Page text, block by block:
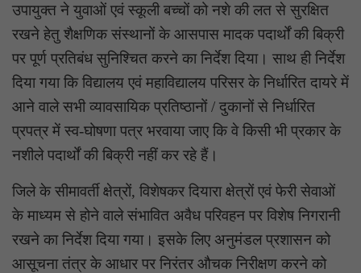
उपायुक्त ने युवाओं एवं स्कूली बच्चों को नशे की लत से सुरक्षित
रखने हेतु शैक्षणिक संस्थानों के आसपास मादक पदार्थों की बिक्री
पर पूर्ण प्रतिबंध सुनिश्चित करने का निर्देश दिया। साथ ही निर्देश
दिया गया कि विद्यालय एवं महाविद्यालय परिसर के निर्धारित दायरे में
आने वाले सभी व्यावसायिक प्रतिष्ठानों / दुकानों से निर्धारित
प्रपत्र में स्व-घोषणा पत्र भरवाया जाए कि वे किसी भी प्रकार के
नशीले पदार्थों की बिक्री नहीं कर रहे हैं।
जिले के सीमावर्ती क्षेत्रों, विशेषकर दियारा क्षेत्रों एवं फेरी सेवाओं
के माध्यम से होने वाले संभावित अवैध परिवहन पर विशेष निगरानी
रखने का निर्देश दिया गया। इसके लिए अनुमंडल प्रशासन को
आसूचना तंत्र के आधार पर निरंतर औचक निरीक्षण करने को